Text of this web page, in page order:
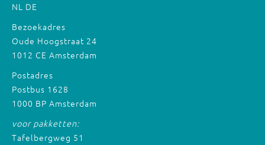
NL DE
Bezoekadres
Oude Hoogstraat 24
1012 CE Amsterdam
Postadres
Postbus 1628
1000 BP Amsterdam
voor pakketten:
Tafelbergweg 51